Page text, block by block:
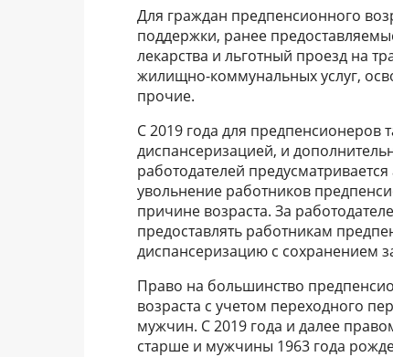
Для граждан предпенсионного
поддержки, ранее
лекарства и льготный проезд на
жилищно-коммунальных услуг,
прочие.
С 2019 года для предпенсионеров
диспансеризацией, и
работодателей
увольнение работников
причине возраста. За
предоставлять работникам
диспансеризацию с сохранением
Право на большинство
возраста с учетом переходного
мужчин. С 2019 года и далее
старше и мужчины 1963 года